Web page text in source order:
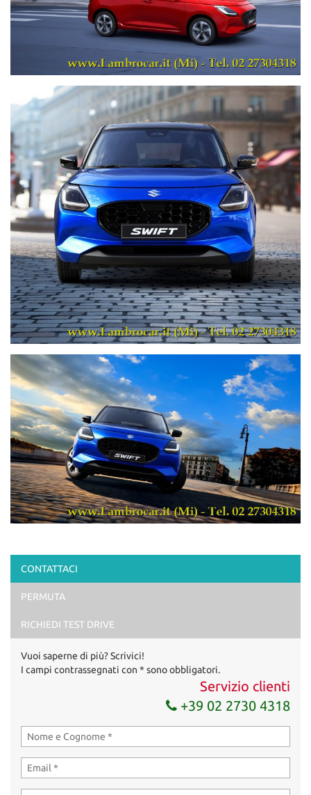
CONTATTACI
PERMUTA
RICHIEDI TEST DRIVE
Vuoi saperne di più? Scrivici!
I campi contrassegnati con * sono obbligatori.
Servizio clienti
+39 02 2730 4318